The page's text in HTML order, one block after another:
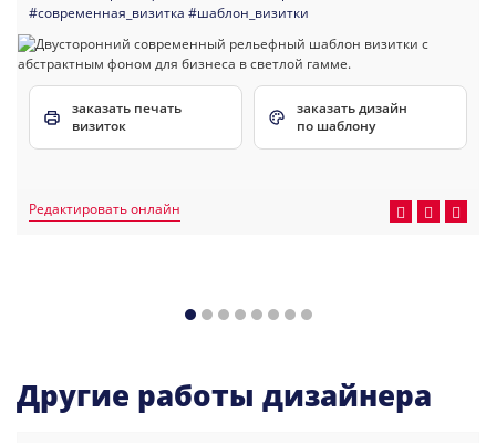
#современная_визитка #шаблон_визитки
заказать печать
визиток
заказать дизайн
по шаблону
Редактировать онлайн
Другие работы дизайнера